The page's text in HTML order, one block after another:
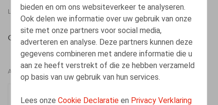
bieden en om ons websiteverkeer te analyseren.
Ook delen we informatie over uw gebruik van onze
site met onze partners voor social media,
adverteren en analyse. Deze partners kunnen deze
gegevens combineren met andere informatie die u
aan ze heeft verstrekt of die ze hebben verzameld
op basis van uw gebruik van hun services.
Lees onzeCookie Declaratie en Privacy Verklaring
LEGAL MAGAZINES 01.05.2015
Cattoir, H., Truyers, A., Oriëntatie 2015, afl. 4, 74-83
AUTEURS
Hanne Cattoir